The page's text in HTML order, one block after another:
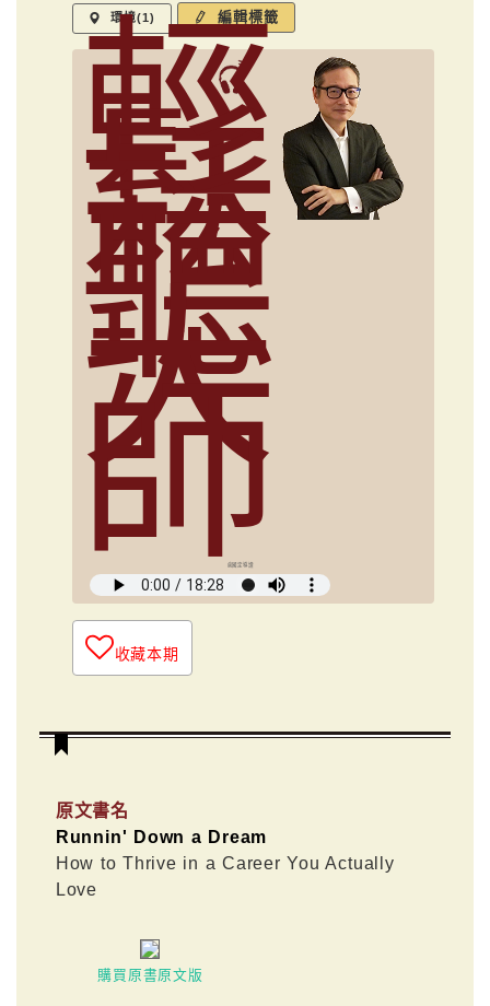
環境(1) 編輯標籤
輕
鬆
聽
大
師
俞國定導讀
收藏本期
原文書名
Runnin' Down a Dream
How to Thrive in a Career You Actually
Love
購買原書原文版